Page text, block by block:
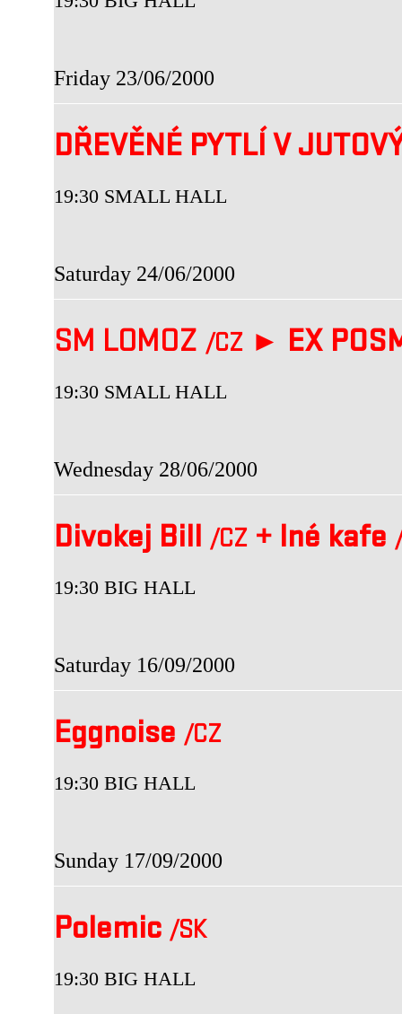
Friday 23/06/2000
DŘEVĚNÉ PYTLÍ V
19:30 SMALL HALL
Saturday 24/06/2000
SM LOMOZ /CZ ► EX
19:30 SMALL HALL
Wednesday 28/06/2000
Divokej Bill /CZ + Iné kafe
19:30 BIG HALL
Saturday 16/09/2000
Eggnoise /CZ
19:30 BIG HALL
Sunday 17/09/2000
Polemic /SK
19:30 BIG HALL